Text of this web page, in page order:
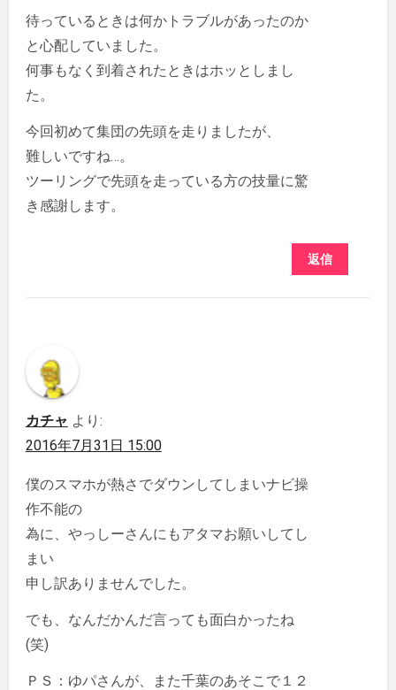
待っているときは何かトラブルがあったのか
と心配していました。
何事もなく到着されたときはホッとしまし
た。
今回初めて集団の先頭を走りましたが、
難しいですね…。
ツーリングで先頭を走っている方の技量に驚
き感謝します。
返信
カチャ より:
2016年7月31日 15:00
僕のスマホが熱さでダウンしてしまいナビ操
作不能の
為に、やっしーさんにもアタマお願いしてし
まい
申し訳ありませんでした。
でも、なんだかんだ言っても面白かったね
(笑)
ＰＳ：ゆパさんが、また千葉のあそこで１２